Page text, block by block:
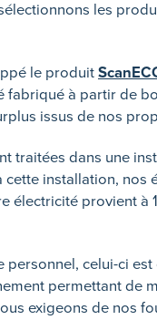
les
le produit
fabriqué à partir de
issus de nos
traitées dans une
installation,
provient à
celui-ci
permettant de
exigeons de nos